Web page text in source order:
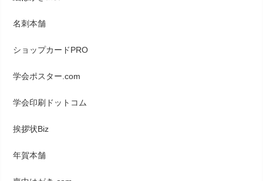
名刺本舗
ショップカードPRO
学会ポスター.com
学会印刷ドットコム
挨拶状Biz
年賀本舗